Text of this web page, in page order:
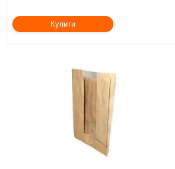
Купити